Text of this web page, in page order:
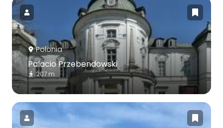
Polonia
Palacio Przebendowski
207 m